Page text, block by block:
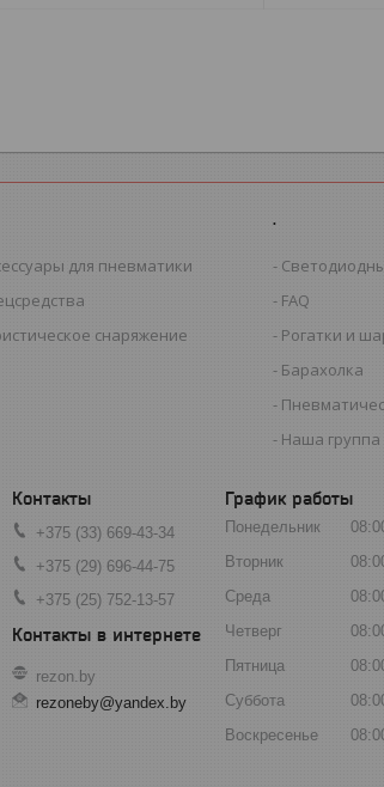
для пневматики
снаряжение
.
FAQ
Рогатки и
Барахолка
Наша группа
+375 (33) 669-43-34
+375 (29) 696-44-75
+375 (25) 752-13-57
rezon.by
rezoneby@yandex.by
График работы
Понедельник
Вторник
Среда
Четверг
Пятница
Суббота
Воскресенье